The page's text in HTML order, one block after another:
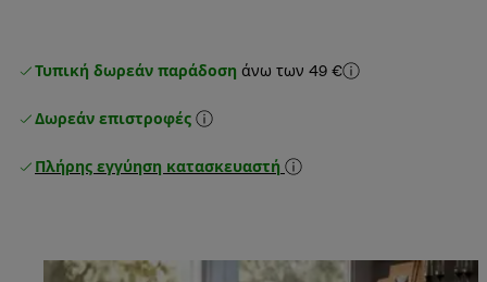
Τυπική δωρεάν παράδοση άνω των 49 €
Δωρεάν επιστροφές
Πλήρης εγγύηση κατασκευαστή